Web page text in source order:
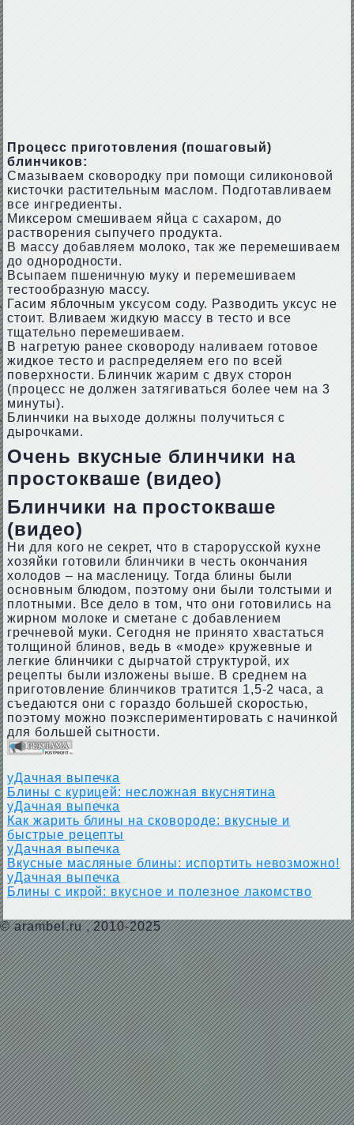
Процесс приготовления (пошаговый)
блинчиков:
Смазываем сковородку при помощи силиконовой
кисточки растительным маслом. Подготавливаем
все ингредиенты.
Миксером смешиваем яйца с сахаром, до
растворения сыпучего продукта.
В массу добавляем молоко, так же перемешиваем
до однородности.
Всыпаем пшеничную муку и перемешиваем
тестообразную массу.
Гасим яблочным уксусом соду. Разводить уксус не
стоит. Вливаем жидкую массу в тесто и все
тщательно перемешиваем.
В нагретую ранее сковороду наливаем готовое
жидкое тесто и распределяем его по всей
поверхности. Блинчик жарим с двух сторон
(процесс не должен затягиваться более чем на 3
минуты).
Блинчики на выходе должны получиться с
дырочками.
Очень вкусные блинчики на
простокваше (видео)
Блинчики на простокваше
(видео)
Ни для кого не секрет, что в старорусской кухне
хозяйки готовили блинчики в честь окончания
холодов – на масленицу. Тогда блины были
основным блюдом, поэтому они были толстыми и
плотными. Все дело в том, что они готовились на
жирном молоке и сметане с добавлением
гречневой муки. Сегодня не принято хвастаться
толщиной блинов, ведь в «моде» кружевные и
легкие блинчики с дырчатой структурой, их
рецепты были изложены выше. В среднем на
приготовление блинчиков тратится 1,5-2 часа, а
съедаются они с гораздо большей скоростью,
поэтому можно поэкспериментировать с начинкой
для большей сытности.
уДачная выпечка
Блины с курицей: несложная вкуснятина
уДачная выпечка
Как жарить блины на сковороде: вкусные и
быстрые рецепты
уДачная выпечка
Вкусные масляные блины: испортить невозможно!
уДачная выпечка
Блины с икрой: вкусное и полезное лакомство
© arambel.ru, 2010-2025